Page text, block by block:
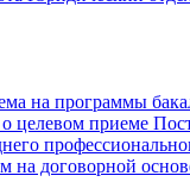
на программы
целевом приеме
на договорной